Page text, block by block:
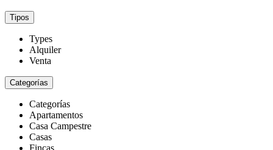
Tipos
Types
Alquiler
Venta
Categorías
Categorías
Apartamentos
Casa Campestre
Casas